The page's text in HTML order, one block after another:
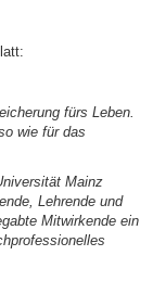
fürs Leben.
wie für das
Mainz
Lehrende und
Mitwirkende ein